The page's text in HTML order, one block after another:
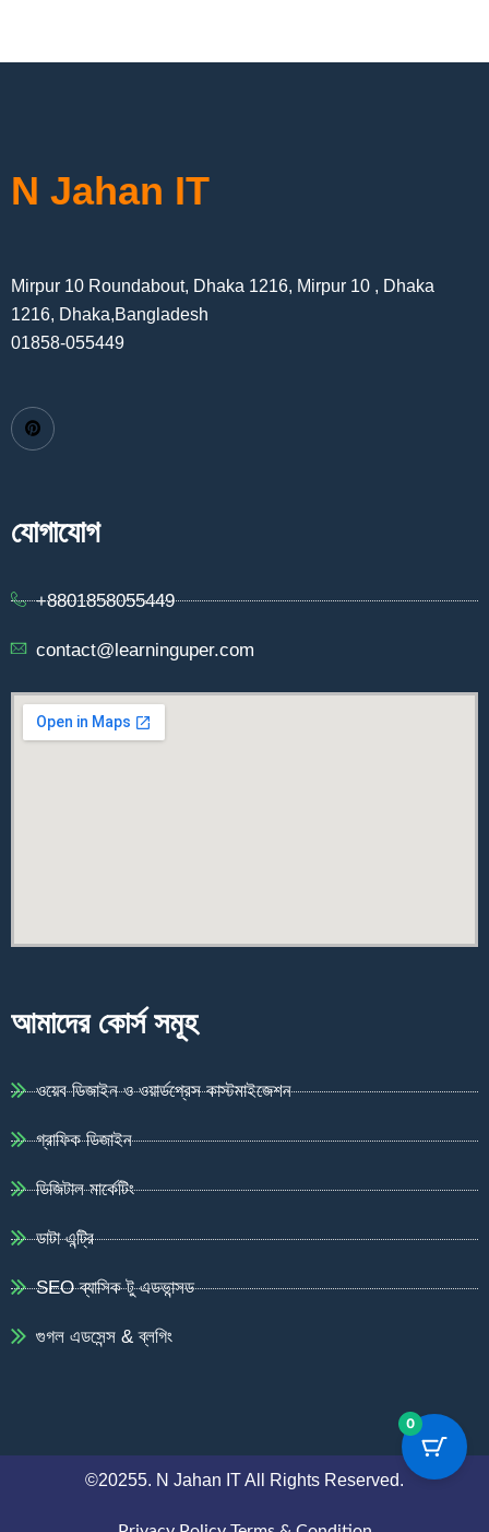
N Jahan IT
Mirpur 10 Roundabout, Dhaka 1216, Mirpur 10 , Dhaka
1216, Dhaka,Bangladesh
01858-055449
যোগাযোগ
+8801858055449
contact@learninguper.com
আমাদের কোর্স সমূহ
ওয়েব ডিজাইন ও ওয়ার্ডপ্রেস কাস্টমাইজেশন
গ্রাফিক ডিজাইন
ডিজিটাল মার্কেটিং
ডাটা এন্ট্রি
SEO ব্যাসিক টু এডভান্সড
গুগল এডসেন্স & ব্লগিং
©20255. N Jahan IT All Rights Reserved.
0